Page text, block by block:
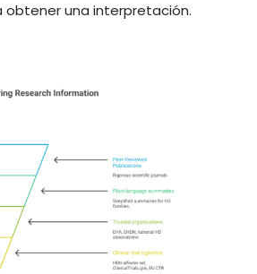
obtener una interpretación.